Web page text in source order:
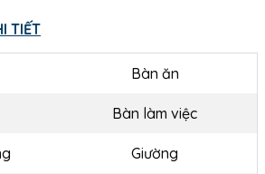
TIẾT
Bàn ăn
Bàn làm việc
Giường